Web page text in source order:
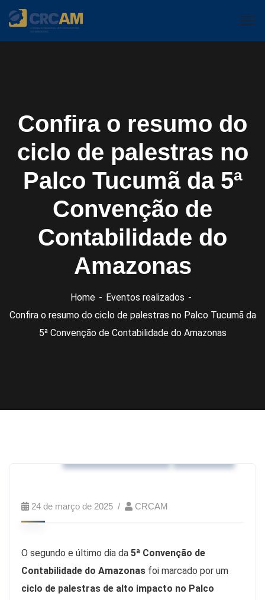
Confira o resumo do
ciclo de palestras no
Palco Tucumã da 5ª
Convenção de
Contabilidade do
Amazonas
Home
Eventos realizados
Confira o resumo do ciclo de palestras no Palco Tucumã da
5ª Convenção de Contabilidade do Amazonas
24 de março de 2025 CRCAM
O segundo e último dia da 5ª Convenção de
Contabilidade do Amazonas foi marcado por um
ciclo de palestras de alto impacto no Palco